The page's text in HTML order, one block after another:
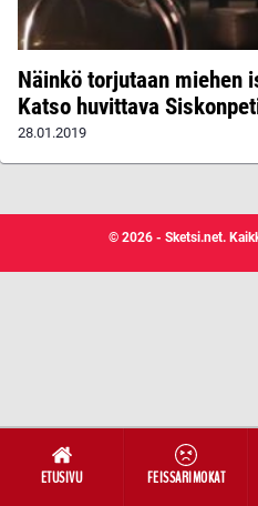
ETUSIVU FEISSARIMOKAT
Näinkö torjutaan miehen
Katso huvittava
28.01.2019
© 2026 - Sketsi.net.